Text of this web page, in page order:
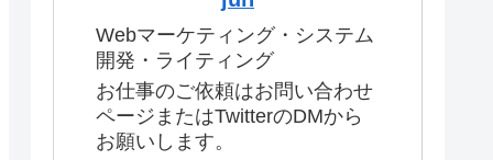
Webマーケティング・システム
開発・ライティング
お仕事のご依頼はお問い合わせ
ページまたはTwitterのDMから
お願いします。